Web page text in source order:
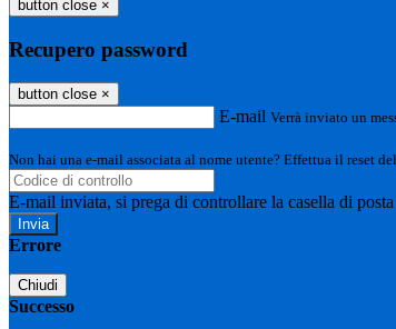
button close ×
Recupero password
button close ×
E-mail Verrà inviato un
Non hai una e-mail associata al nome utente? Effettua il reset
E-mail inviata, si prega di controllare la casella di
Errore
Chiudi
Successo